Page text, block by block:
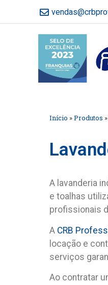
Início »Produtos »
A lavanderia
e toalhas
profissionais
A CRB
locação e
serviços
Ao contratar